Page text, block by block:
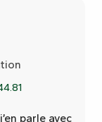
parle avec